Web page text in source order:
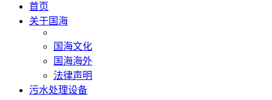
首页
关于国海
国海文化
国海海外
法律声明
污水处理设备